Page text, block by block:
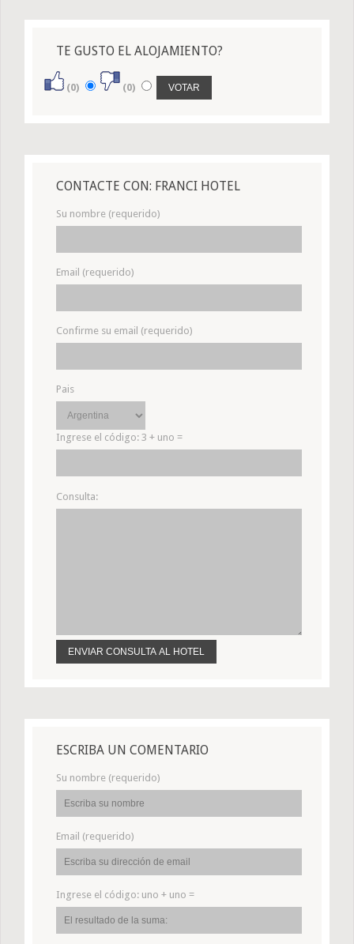
TE GUSTO EL ALOJAMIENTO?
(0) (0)
CONTACTE CON: FRANCI HOTEL
Su nombre (requerido)
Email (requerido)
Confirme su email (requerido)
Pais
Ingrese el código: 3 + uno =
Consulta:
ESCRIBA UN COMENTARIO
Su nombre (requerido)
Email (requerido)
Ingrese el código: uno + uno =